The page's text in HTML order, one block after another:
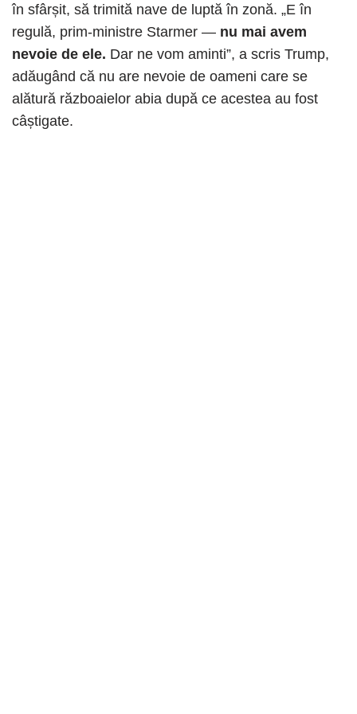
în sfârșit, să trimită nave de luptă în zonă. „E în
regulă, prim-ministre Starmer — nu mai avem
nevoie de ele. Dar ne vom aminti”, a scris Trump,
adăugând că nu are nevoie de oameni care se
alătură războaielor abia după ce acestea au fost
câștigate.